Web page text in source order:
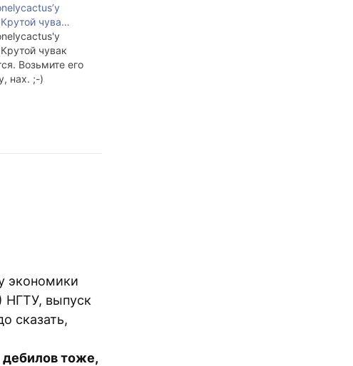
чува…
чувак
Возьмите его
нах. ;-)
экономики
НГТУ, выпуск
сказать,
тоже,